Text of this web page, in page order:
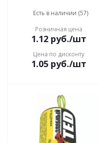
Есть в наличии (57)
Розничная цена
1.12руб./шт
Цена по дисконту
1.05руб./шт